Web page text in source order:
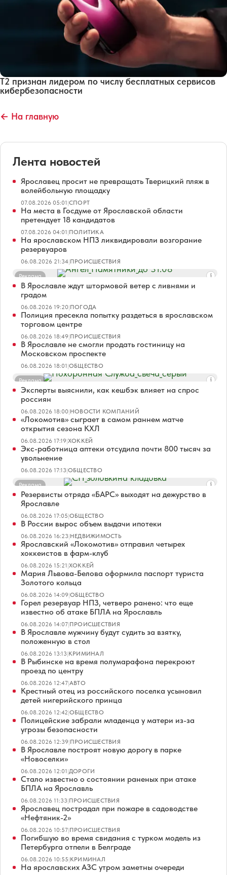
Т2 признан лидером по числу бесплатных сервисов
кибербезопасности
← На главную
Лента новостей
Ярославец просит не превращать Тверицкий пляж в
волейбольную площадку
07.08.2026 05:01|СПОРТ
На места в Госдуме от Ярославской области
претендует 18 кандидатов
07.08.2026 04:01|ПОЛИТИКА
На ярославском НПЗ ликвидировали возгорание
резервуаров
06.08.2026 21:34|ПРОИСШЕСТВИЯ
Реклама
В Ярославле ждут штормовой ветер с ливнями и
градом
06.08.2026 19:20|ПОГОДА
Полиция пресекла попытку раздеться в ярославском
торговом центре
06.08.2026 18:49|ПРОИСШЕСТВИЯ
В Ярославле не смогли продать гостиницу на
Московском проспекте
06.08.2026 18:01|ОБЩЕСТВО
Реклама
Эксперты выяснили, как кешбэк влияет на спрос
россиян
06.08.2026 18:00|НОВОСТИ КОМПАНИЙ
«Локомотив» сыграет в самом раннем матче
открытия сезона КХЛ
06.08.2026 17:19|ХОККЕЙ
Экс-работница аптеки отсудила почти 800 тысяч за
увольнение
06.08.2026 17:13|ОБЩЕСТВО
Реклама
Резервисты отряда «БАРС» выходят на дежурство в
Ярославле
06.08.2026 17:05|ОБЩЕСТВО
В России вырос объем выдачи ипотеки
06.08.2026 16:23|НЕДВИЖИМОСТЬ
Ярославский «Локомотив» отправил четырех
хоккеистов в фарм-клуб
06.08.2026 15:21|ХОККЕЙ
Мария Львова-Белова оформила паспорт туриста
Золотого кольца
06.08.2026 14:09|ОБЩЕСТВО
Горел резервуар НПЗ, четверо ранено: что еще
известно об атаке БПЛА на Ярославль
06.08.2026 14:07|ПРОИСШЕСТВИЯ
В Ярославле мужчину будут судить за взятку,
положенную в стол
06.08.2026 13:13|КРИМИНАЛ
В Рыбинске на время полумарафона перекроют
проезд по центру
06.08.2026 12:47|АВТО
Крестный отец из российского поселка усыновил
детей нигерийского принца
06.08.2026 12:42|ОБЩЕСТВО
Полицейские забрали младенца у матери из-за
угрозы безопасности
06.08.2026 12:39|ПРОИСШЕСТВИЯ
В Ярославле построят новую дорогу в парке
«Новоселки»
06.08.2026 12:01|ДОРОГИ
Стало известно о состоянии раненых при атаке
БПЛА на Ярославль
06.08.2026 11:33|ПРОИСШЕСТВИЯ
Ярославец пострадал при пожаре в садоводстве
«Нефтяник-2»
06.08.2026 10:57|ПРОИСШЕСТВИЯ
Погибшую во время свидания с турком модель из
Петербурга отпели в Белграде
06.08.2026 10:55|КРИМИНАЛ
На ярославских АЗС утром заметны очереди